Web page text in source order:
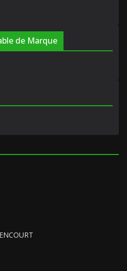
de Marque